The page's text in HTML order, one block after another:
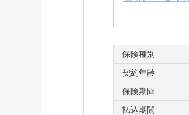
保険種別
契約年齢
保険期間
払込期間